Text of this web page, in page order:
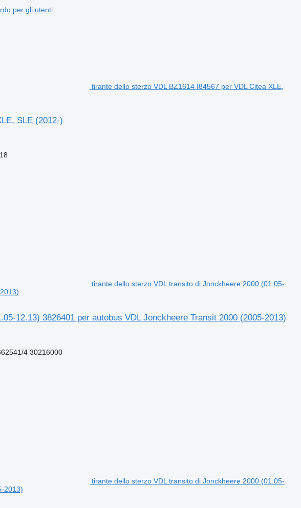
per gli utenti.
tirante dello sterzo VDL BZ1614 I84567 per VDL Citea XLE,
SLE (2012-)
tirante dello sterzo VDL transito di Jonckheere 2000 (01.05-
12.13) 3826401 per autobus VDL Jonckheere Transit 2000 (2005-2013)
4 30216000
tirante dello sterzo VDL transito di Jonckheere 2000 (01.05-
2013)